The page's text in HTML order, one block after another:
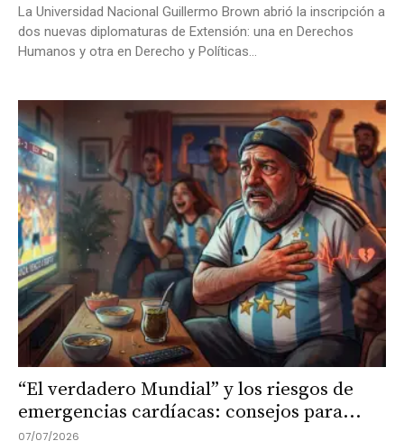
La Universidad Nacional Guillermo Brown abrió la inscripción a
dos nuevas diplomaturas de Extensión: una en Derechos
Humanos y otra en Derecho y Políticas...
“El verdadero Mundial” y los riesgos de
emergencias cardíacas: consejos para...
07/07/2026